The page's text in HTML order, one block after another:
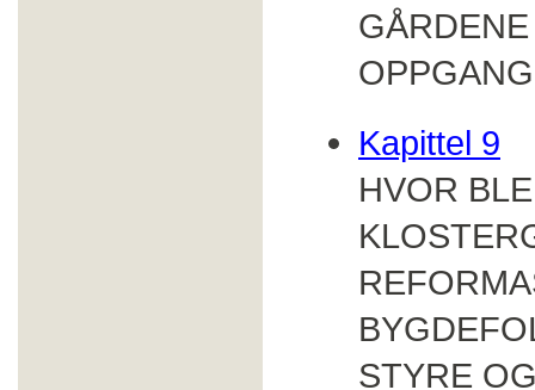
Kapittel 9
HVOR
STYRE